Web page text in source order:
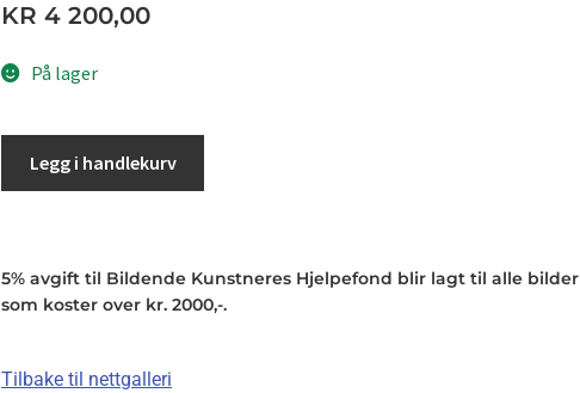
KR 4 200,00
På lager
Legg i handlekurv
5% avgift til Bildende Kunstneres Hjelpefond blir lagt til alle bilder
som koster over kr. 2000,-.
Tilbake til nettgalleri